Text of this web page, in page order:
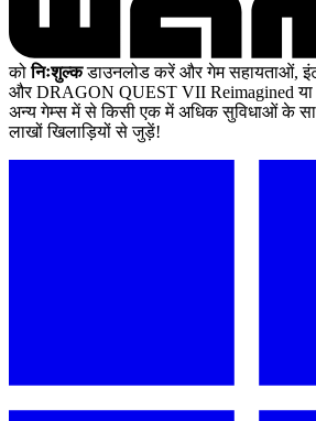
कोनिःशुल्कडाउनलोड करें और गेम सहायताओं,
और DRAGON QUEST VII Reimagined या
अन्य गेम्स में से किसी एक में अधिक सुविधाओं के
लाखों खिलाड़ियों से जुड़ें!